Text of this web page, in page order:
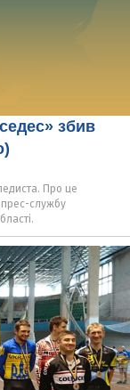
збив
Про це
службу